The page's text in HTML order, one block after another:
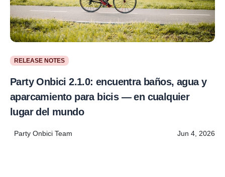
RELEASE NOTES
Party Onbici 2.1.0: encuentra baños, agua y
aparcamiento para bicis — en cualquier
lugar del mundo
Party Onbici Team Jun 4, 2026